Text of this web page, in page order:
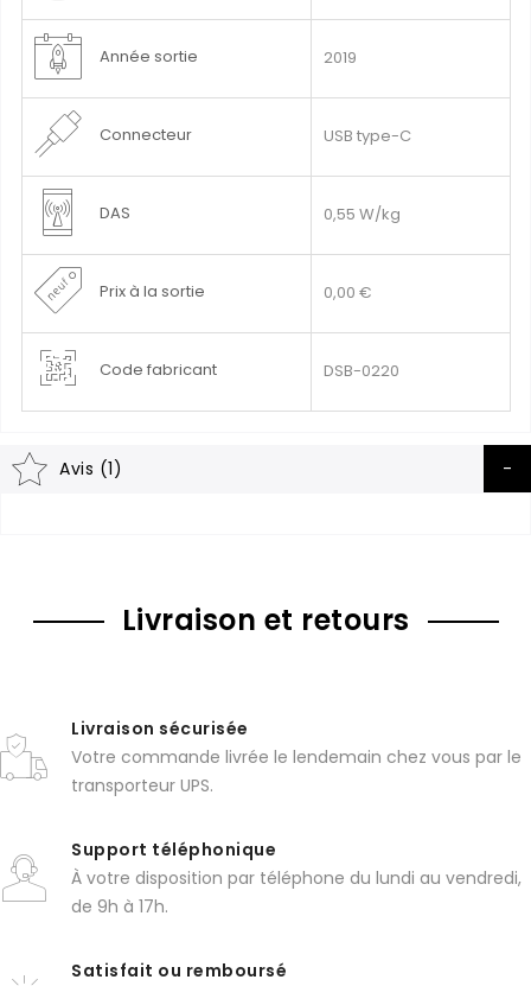
Année sortie 2019
Connecteur USB type-C
DAS 0,55 W/kg
Prix à la sortie 0,00 €
Code fabricant DSB-0220
Avis (1)
Livraison et retours
Livraison sécurisée
Votre commande livrée le lendemain chez vous par le
transporteur UPS.
Support téléphonique
À votre disposition par téléphone du lundi au vendredi,
de 9h à 17h.
Satisfait ou remboursé